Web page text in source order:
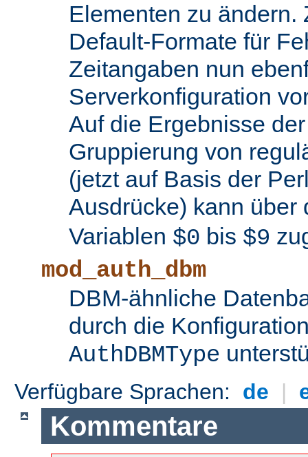
Elementen zu ändern.
Default-Formate für
Zeitangaben nun
Serverkonfiguration
Auf die Ergebnisse
Gruppierung von
(jetzt auf Basis der
Ausdrücke) kann über
Variablen $0 bis $9
mod_auth_dbm
DBM-ähnliche
durch die
AuthDBMType
Verfügbare Sprachen: de |
Kommentare